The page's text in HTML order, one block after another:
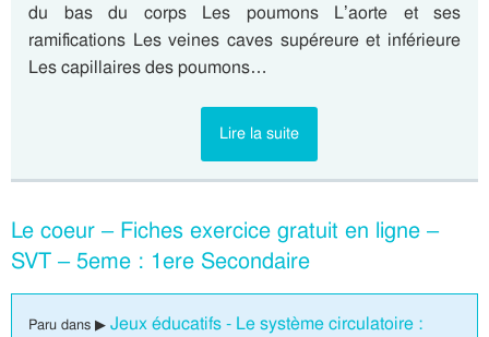
du bas du corps Les poumons L’aorte et ses
ramifications Les veines caves supéreure et inférieure
Les capillaires des poumons…
Lire la suite
Le coeur – Fiches exercice gratuit en ligne –
SVT – 5eme : 1ere Secondaire
Paru dans ▶ Jeux éducatifs - Le système circulatoire :